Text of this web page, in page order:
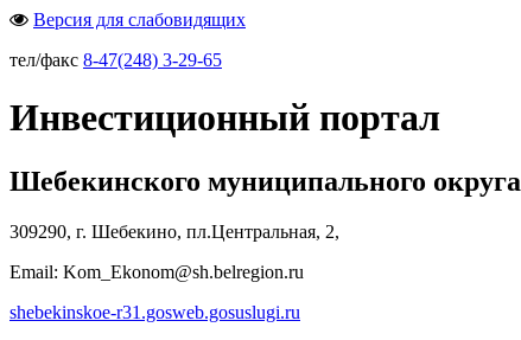
Версия для слабовидящих
тел/факс 8-47(248) 3-29-65
Инвестиционный портал
Шебекинского муниципального округа
309290, г. Шебекино, пл.Центральная, 2,
Email: Kom_Ekonom@sh.belregion.ru
shebekinskoe-r31.gosweb.gosuslugi.ru